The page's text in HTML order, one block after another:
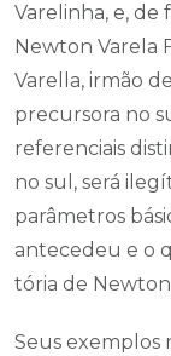
Varelinha, e, de
Newton Varela
Varella, irmão
precursora no
referenciais
no sul, será
parâmetros
antecedeu e o
tória de Newton
Seus exemplos